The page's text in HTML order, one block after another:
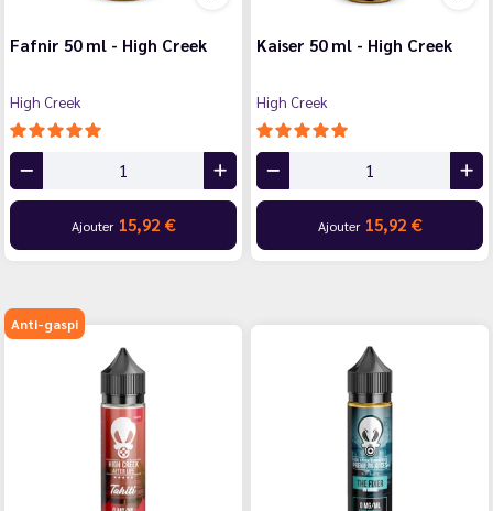
Fafnir 50 ml - High Creek
High Creek
Ajouter 15,92 €
Kaiser 50 ml - High Creek
High Creek
Ajouter 15,92 €
Anti-gaspi